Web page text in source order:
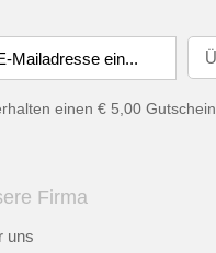
einen € 5,00 Gutschein,
Firma
uns